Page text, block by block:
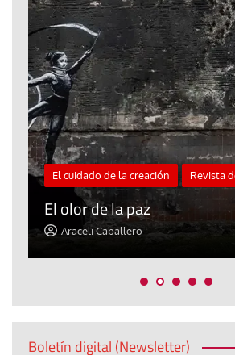
El cuidado de la creación Revista
El olor de la paz
Araceli Caballero
Boletín digital (Newsletter)